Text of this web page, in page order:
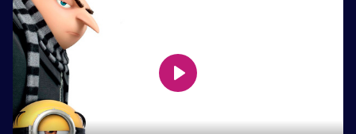
Play